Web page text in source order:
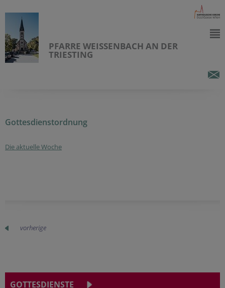
PFARRE WEISSENBACH AN DER
TRIESTING
Gottesdienstordnung
Die aktuelle Woche
vorherige
GOTTESDIENSTE